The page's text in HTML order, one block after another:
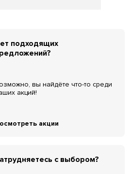
подходящих
вы найдёте что-то среди
акций!
акции
с выбором?